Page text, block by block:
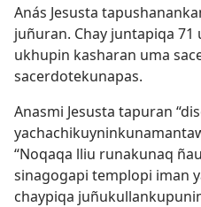
Anás Jesusta
juñuran. Chay juntapiqa
ukhupin kasharan uma
sacerdotekunapas.
Anasmi Jesusta tapuran
“Noqaqa lliu runakunaq
sinagogapi templopi iman
chaypiqa